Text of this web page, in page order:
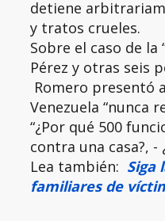
detiene
y tratos crueles.
Sobre el caso de la
Pérez y otras seis
Romero presentó
Venezuela “nunca
“¿Por qué 500
contra una casa?, -
Lea también: Siga
familiares de